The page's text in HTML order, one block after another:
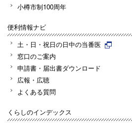
小樽市制100周年
便利情報ナビ
土・日・祝日の日中の当番医
窓口のご案内
申請書・届出書ダウンロード
広報・広聴
よくある質問
くらしのインデックス